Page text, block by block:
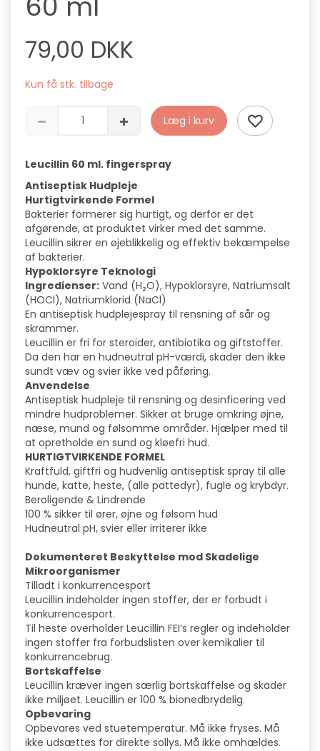
79,00 DKK
Kun få stk. tilbage
Læg i kurv
Leucillin 60 ml. fingerspray
Antiseptisk Hudpleje
Hurtigtvirkende Formel
Bakterier formerer sig hurtigt, og derfor er det
afgørende, at produktet virker med det samme.
Leucillin sikrer en øjeblikkelig og effektiv bekæmpelse
af bakterier.
Hypoklorsyre Teknologi
Ingredienser: Vand (H₂O), Hypoklorsyre, Natriumsalt
(HOCl), Natriumklorid (NaCl)
En antiseptisk hudplejespray til rensning af sår og
skrammer.
Leucillin er fri for steroider, antibiotika og giftstoffer.
Da den har en hudneutral pH-værdi, skader den ikke
sundt væv og svier ikke ved påføring.
Anvendelse
Antiseptisk hudpleje til rensning og desinficering ved
mindre hudproblemer. Sikker at bruge omkring øjne,
næse, mund og følsomme områder. Hjælper med til
at opretholde en sund og kløefri hud.
HURTIGTVIRKENDE FORMEL
Kraftfuld, giftfri og hudvenlig antiseptisk spray til alle
hunde, katte, heste, (alle pattedyr), fugle og krybdyr.
Beroligende & Lindrende
100 % sikker til ører, øjne og følsom hud
Hudneutral pH, svier eller irriterer ikke
Dokumenteret Beskyttelse mod Skadelige
Mikroorganismer
Tilladt i konkurrencesport
Leucillin indeholder ingen stoffer, der er forbudt i
konkurrencesport.
Til heste overholder Leucillin FEI’s regler og indeholder
ingen stoffer fra forbudslisten over kemikalier til
konkurrencebrug.
Bortskaffelse
Leucillin kræver ingen særlig bortskaffelse og skader
ikke miljøet. Leucillin er 100 % bionedbrydelig.
Opbevaring
Opbevares ved stuetemperatur. Må ikke fryses. Må
ikke udsættes for direkte sollys. Må ikke omhældes.